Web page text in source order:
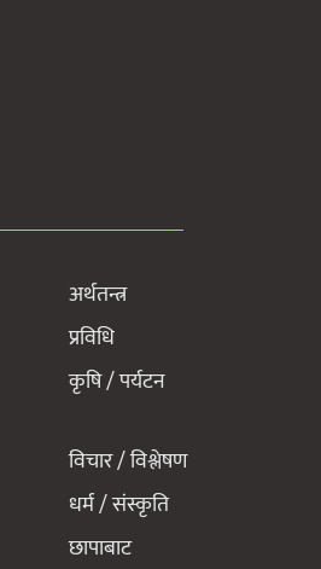
अर्थतन्त्र
प्रविधि
कृषि / पर्यटन
विचार / विश्लेषण
धर्म / संस्कृति
छापाबाट